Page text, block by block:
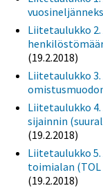
Liitetaulukko
(19.2.2018)
Liitetaulukko
Liitetaulukko
sijainnin
(19.2.2018)
Liitetaulukko
toimialan (TOL
(19.2.2018)